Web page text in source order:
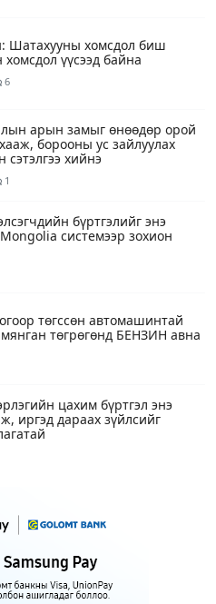
Шатахууны хомсдол биш
үүсээд байна
6
арын замыг өнөөдөр орой
борооны ус зайлуулах
хийнэ
1
бүртгэлийг энэ
системээр зохион
төгссөн автомашинтай
мянган төгрөгөнд БЕНЗИН авна
цахим бүртгэл энэ
иргэд дараах зүйлсийг
импортлогч ААН-